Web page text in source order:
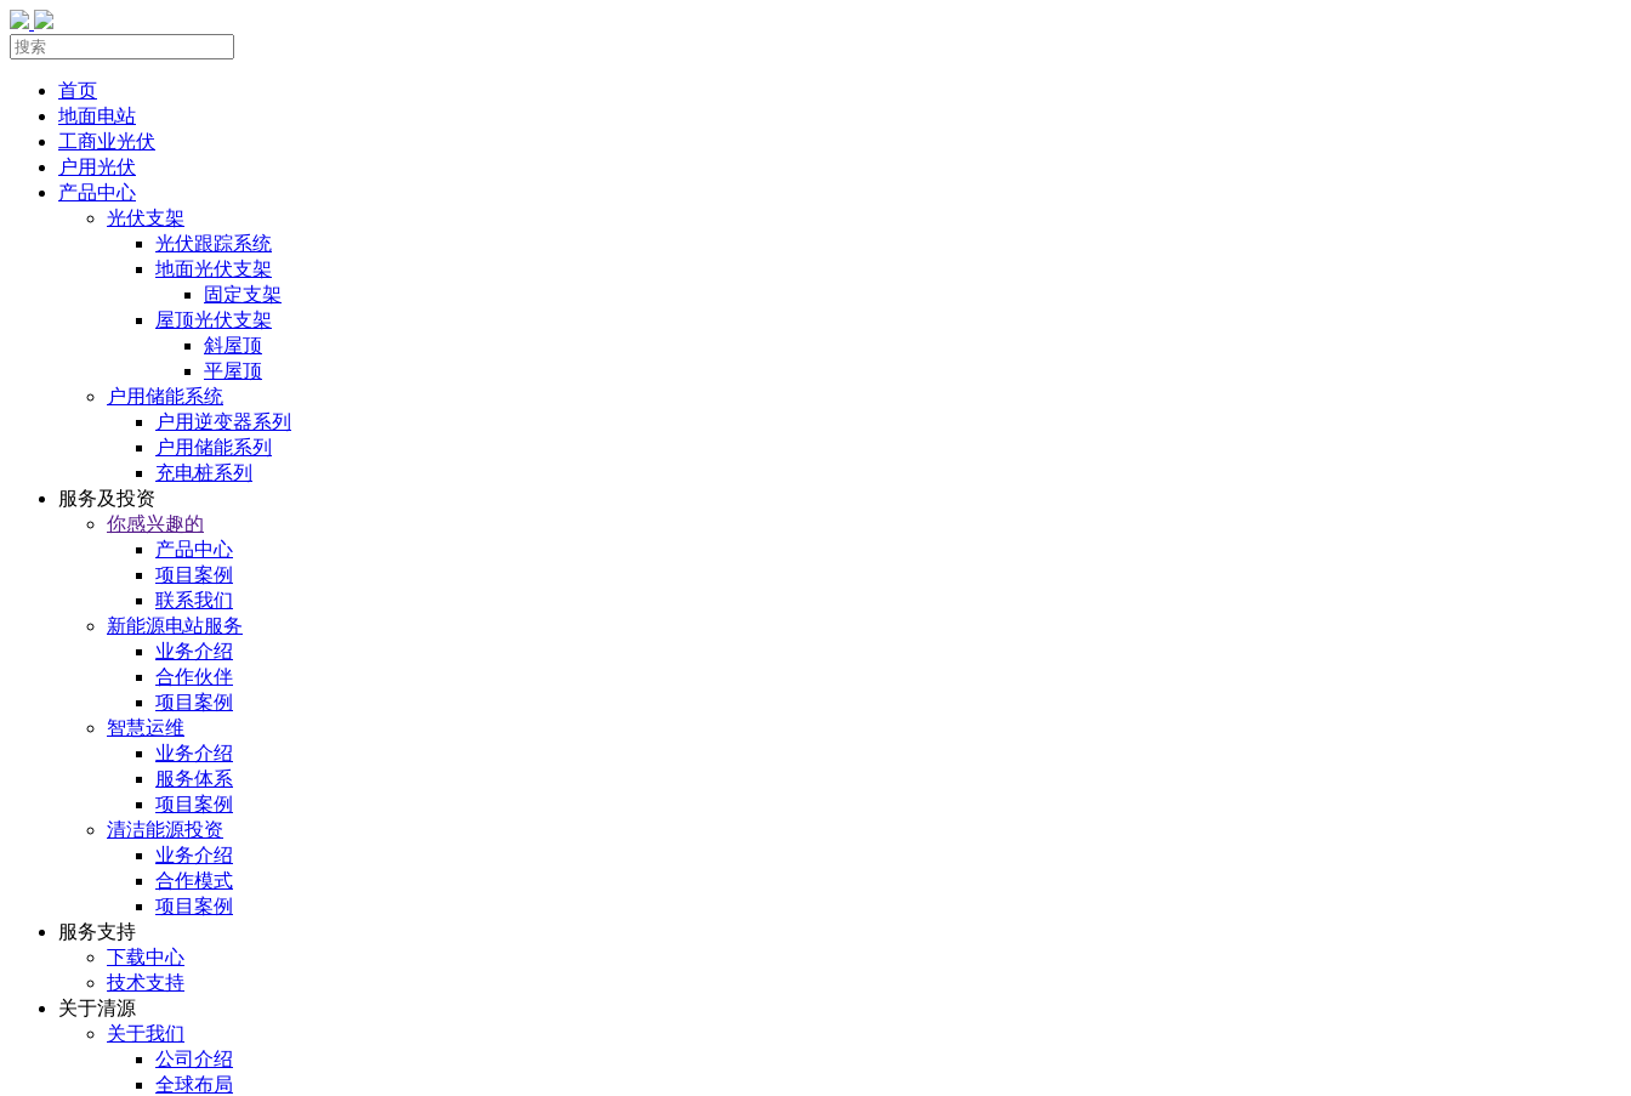
首页
地面电站
工商业光伏
户用光伏
产品中心
光伏支架
光伏跟踪系统
地面光伏支架
固定支架
屋顶光伏支架
斜屋顶
平屋顶
户用储能系统
户用逆变器系列
户用储能系列
充电桩系列
服务及投资
你感兴趣的
产品中心
项目案例
联系我们
新能源电站服务
业务介绍
合作伙伴
项目案例
智慧运维
业务介绍
服务体系
项目案例
清洁能源投资
业务介绍
合作模式
项目案例
服务⽀持
下载中心
技术支持
关于清源
关于我们
公司介绍
全球布局